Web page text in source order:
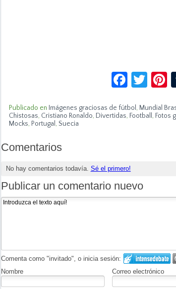
Publicado en Imágenes graciosas de fútbol , Mundial
Chistosas, Cristiano Ronaldo, Divertidas, Football , Fotos
Mocks, Portugal , Suecia
Comentarios
No hay comentarios todavía. Sé el primero!
Publicar un comentario nuevo
Comenta como "invitado", o inicia sesión:
Nombre
Correo electrónico